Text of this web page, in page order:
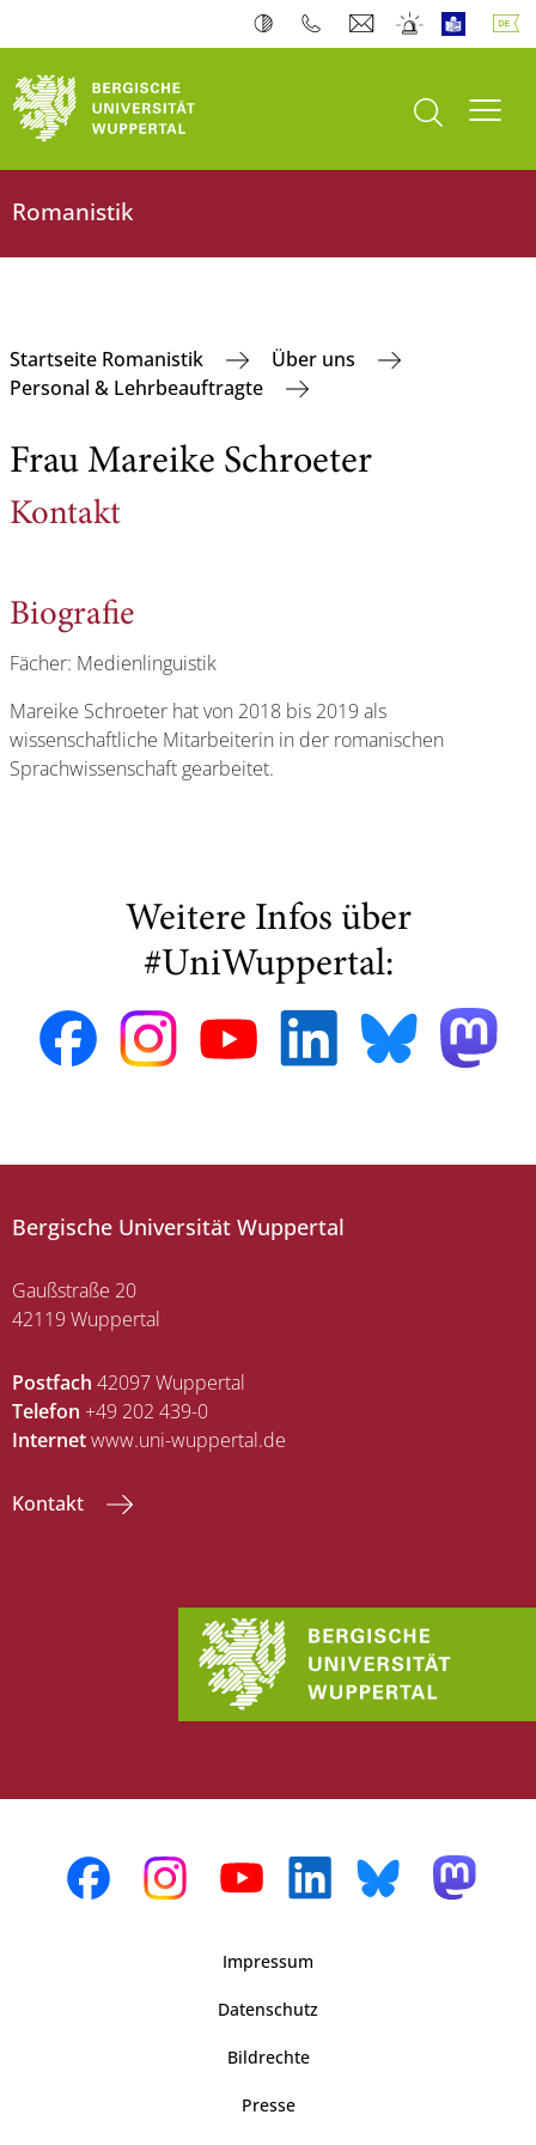
Suche öffnen
Romanistik
Startseite Romanistik
Über uns
Personal & Lehrbeauftragte
Frau Mareike Schroeter
Kontakt
Biografie
Fächer: Medienlinguistik
Mareike Schroeter hat von 2018 bis 2019 als
wissenschaftliche Mitarbeiterin in der romanischen
Sprachwissenschaft gearbeitet.
Weitere Infos über
#UniWuppertal:
Bergische Universität Wuppertal
Gaußstraße 20
42119 Wuppertal
Postfach 42097 Wuppertal
Telefon +49 202 439-0
Internetwww.uni-wuppertal.de
Kontakt
Impressum
Datenschutz
Bildrechte
Presse